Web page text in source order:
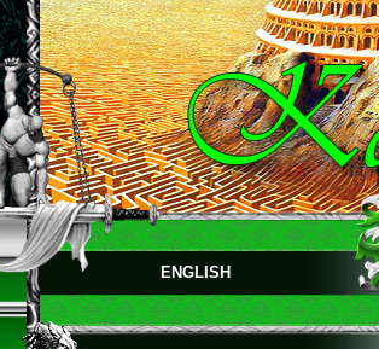
ENGLISH